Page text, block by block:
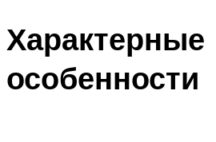
Характерные
особенности